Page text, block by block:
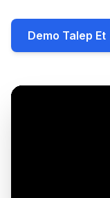
Demo Talep Et